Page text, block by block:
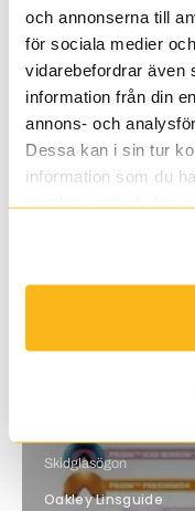
och annonserna till
för sociala medier
vidarebefordrar även
information från din
annons- och
Dessa kan i sin tur
information som du
samlat in när du har
Skidglasögon
Oakley Linsguide